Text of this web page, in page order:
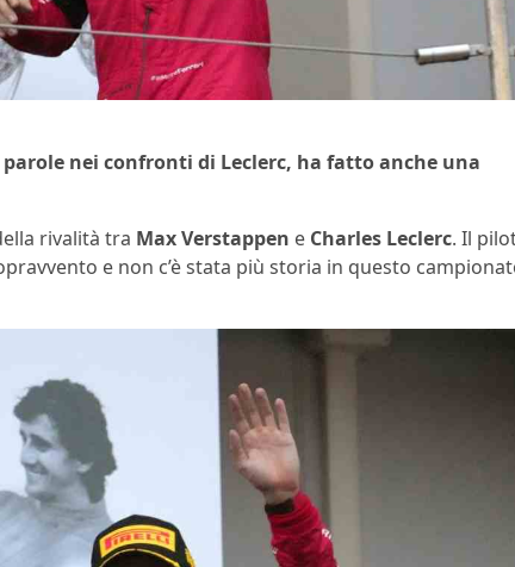
nei confronti di Leclerc, ha fatto anche una
rivalità tra Max Verstappen e Charles Leclerc. Il
e non c’è stata più storia in questo